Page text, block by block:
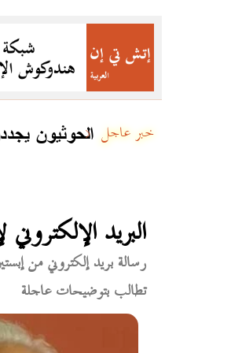
الحوثيون خبر عاجل
البريد
تطالب بتوضيحات عاجلة